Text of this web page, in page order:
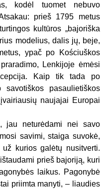
kodėl tuomet nebuvo
prieš 1795 metus
kultūros „bajoriška
modelius, dalis jų, beje,
ypač po Kościuškos
Lenkijoje ėmėsi
Kaip tik tada po
savotiškos pasaulietiškos
naujajai Europai
jau neturėdami nei savo
savimi, staiga suvokė,
kurios galėtų nusitverti.
prieš bajoriją, kuri
laikus. Pagonybė
priimta manyti, – liaudies